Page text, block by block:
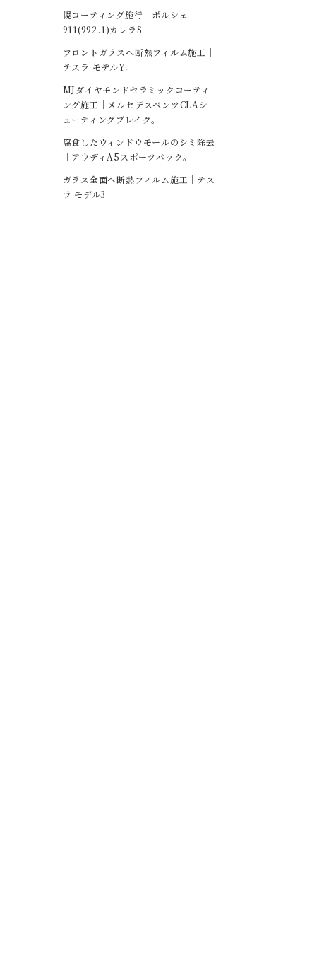
幌コーティング施行｜ポルシェ
911(992.1)カレラS
フロントガラスへ断熱フィルム施工｜
テスラ モデルY。
MJダイヤモンドセラミックコーティ
ング施工｜メルセデスベンツCLAシ
ューティングブレイク。
腐食したウィンドウモールのシミ除去
｜アウディA5スポーツバック。
ガラス全面へ断熱フィルム施工｜テス
ラ モデル3